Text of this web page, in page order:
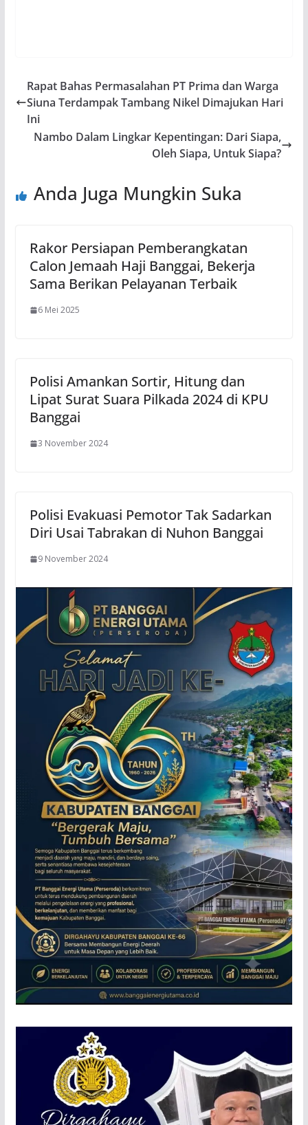
Rapat Bahas Permasalahan PT Prima dan Warga
Siuna Terdampak Tambang Nikel Dimajukan Hari
Ini
Nambo Dalam Lingkar Kepentingan: Dari Siapa,
Oleh Siapa, Untuk Siapa?
Anda Juga Mungkin Suka
Rakor Persiapan Pemberangkatan
Calon Jemaah Haji Banggai, Bekerja
Sama Berikan Pelayanan Terbaik
6 Mei 2025
Polisi Amankan Sortir, Hitung dan
Lipat Surat Suara Pilkada 2024 di KPU
Banggai
3 November 2024
Polisi Evakuasi Pemotor Tak Sadarkan
Diri Usai Tabrakan di Nuhon Banggai
9 November 2024